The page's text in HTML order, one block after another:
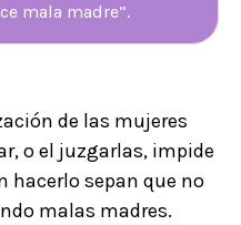
mala madre”.
de las mujeres
o el juzgarlas, impide
hacerlo sepan que no
malas madres.